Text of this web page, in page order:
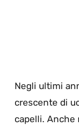
Negli ultimi
crescente di
capelli.